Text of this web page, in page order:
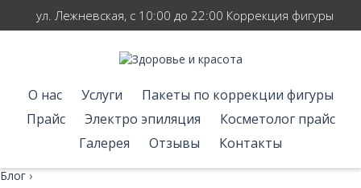
ул. Лежневская, с 10:00 до 22:00 Коррекция фигуры
О нас Услуги
Пакеты по коррекции фигуры
Прайс
Электро эпиляция
Косметолог прайс
Галерея
Отзывы Контакты
Блог ›